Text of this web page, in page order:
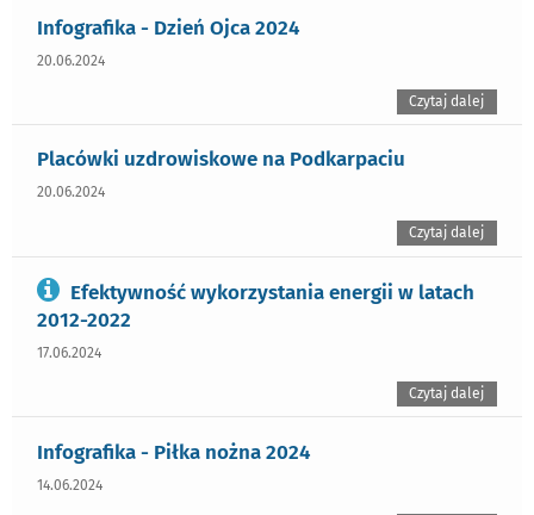
Infografika - Dzień Ojca 2024
20.06.2024
Czytaj dalej
Placówki uzdrowiskowe na Podkarpaciu
20.06.2024
Czytaj dalej
Efektywność wykorzystania energii w latach
2012-2022
17.06.2024
Czytaj dalej
Infografika - Piłka nożna 2024
14.06.2024